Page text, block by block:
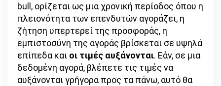
bull, ορίζεται ως μια χρονική περίοδος όπου η
πλειονότητα των επενδυτών αγοράζει, η
ζήτηση υπερτερεί της προσφοράς, η
εμπιστοσύνη της αγοράς βρίσκεται σε υψηλά
επίπεδα και οι τιμές αυξάνονται. Εάν, σε μια
δεδομένη αγορά, βλέπετε τις τιμές να
αυξάνονται γρήγορα προς τα πάνω, αυτό θα